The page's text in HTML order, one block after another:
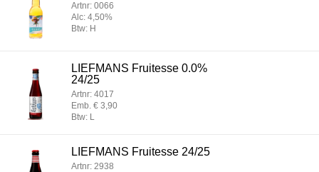
Artnr: 0066
Alc: 4,50%
Btw: H
LIEFMANS Fruitesse 0.0%
24/25
Artnr: 4017
Emb. € 3,90
Btw: L
LIEFMANS Fruitesse 24/25
Artnr: 2938